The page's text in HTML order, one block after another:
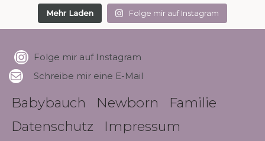
Mehr Laden Folge mir auf Instagram
Folge mir auf Instagram
Schreibe mir eine E-Mail
Babybauch Newborn
Familie
Datenschutz
Impressum